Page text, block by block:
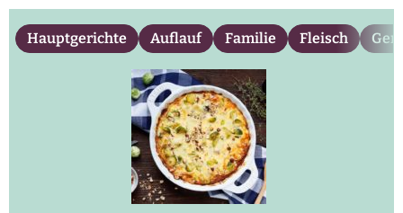
Hauptgerichte Auflauf Familie Fleisch